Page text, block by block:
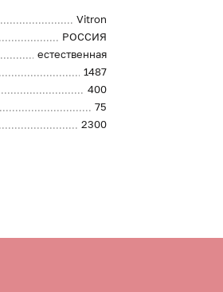
Vitron
РОССИЯ
естественная
1487
400
75
2300